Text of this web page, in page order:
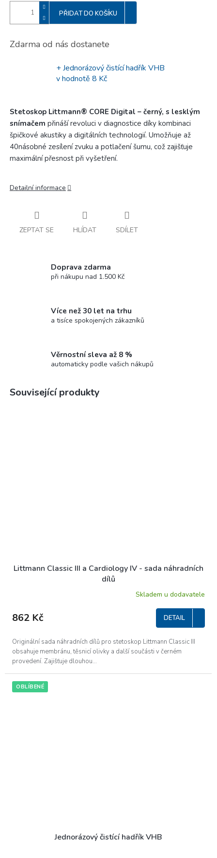
PŘIDAT DO KOŠÍKU
Zdarma od nás dostanete
+ Jednorázový čistící hadřík VHB
v hodnotě 8 Kč
Stetoskop Littmann® CORE Digital – černý, s lesklým
snímačem přináší revoluci v diagnostice díky kombinaci
špičkové akustiky a digitálních technologií. Umožňuje až
40násobné zesílení zvuku a potlačení šumu, což zajišťuje
maximální přesnost při vyšetření.
Detailní informace
ZEPTAT SE HLÍDAT SDÍLET
Doprava zdarma
při nákupu nad 1.500 Kč
Více než 30 let na trhu
a tisíce spokojených zákazníků
Věrnostní sleva až 8 %
automaticky podle vašich nákupů
Související produkty
Littmann Classic III a Cardiology IV - sada náhradních
dílů
produktu
je
z
5
hvězdiček.
Skladem u dodavatele
862 Kč DETAIL
Originální sada náhradních dílů pro stetoskop Littmann Classic III
obsahuje membránu, těsnicí olivky a další součásti v černém
provedení. Zajišťuje dlouhou...
OBLÍBENÉ
Jednorázový čistící hadřík VHB